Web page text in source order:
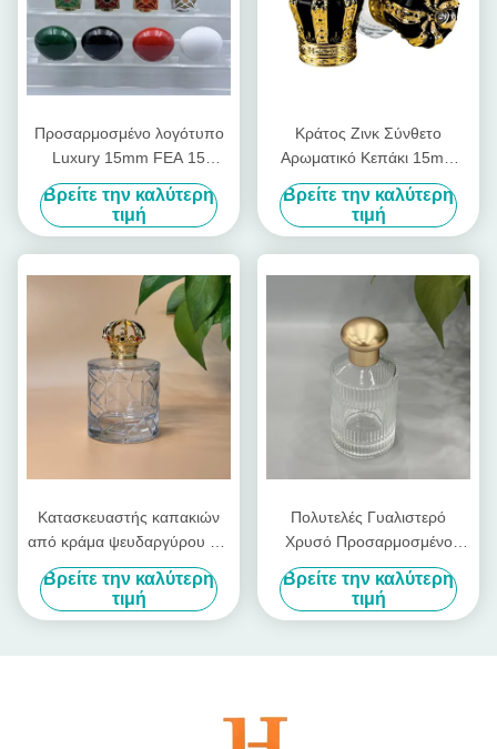
Προσαρμοσμένο λογότυπο
Luxury 15mm FEA 15
Zamac Metal Fragrance Cap
Creative Universal Bottle Lid
Cover για μπουκάλια
αρωμάτων
Βρείτε την καλύτερη
τιμή
Κράτος Ζινκ Σύνθετο
Αρωματικό Κεπάκι 15mm
Μεταλλική αντλία
ψεκαστήρας Δίσκος Κεπάκι
για μπουκάλια Μαγνητικό
Κεπάκι για μπουκάλια
αρώματος Κλείδωμα
Κλείδωμα μπουκάλια
Βρείτε την καλύτερη
τιμή
Κατασκευαστής καπακιών
από κράμα ψευδαργύρου για
αρώματα, Καπάκι αρώματος
Zamac, Καπάκια κάλυψης
αρωμάτων για πολυτελή
Βρείτε την καλύτερη
τιμή
Πολυτελές Γυαλιστερό
Χρυσό Προσαρμοσμένο
Καπάκι Μπουκαλιού
Αρώματος από Κράμα
Ψευδαργύρου για το Δικό
Βρείτε την καλύτερη
τιμή